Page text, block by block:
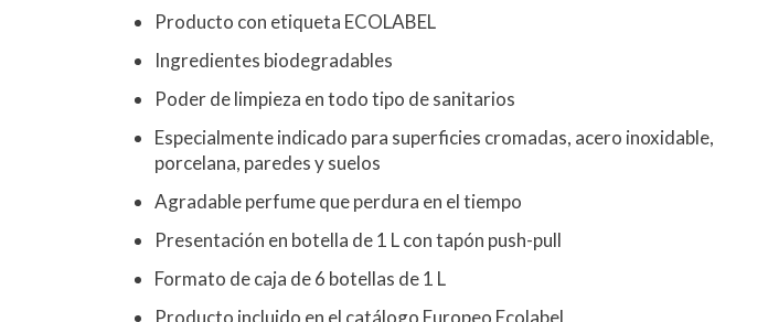
Producto con etiqueta ECOLABEL
Ingredientes biodegradables
Poder de limpieza en todo tipo de sanitarios
Especialmente indicado para superficies cromadas, acero inoxidable,
porcelana, paredes y suelos
Agradable perfume que perdura en el tiempo
Presentación en botella de 1 L con tapón push-pull
Formato de caja de 6 botellas de 1 L
Producto incluido en el catálogo Europeo Ecolabel